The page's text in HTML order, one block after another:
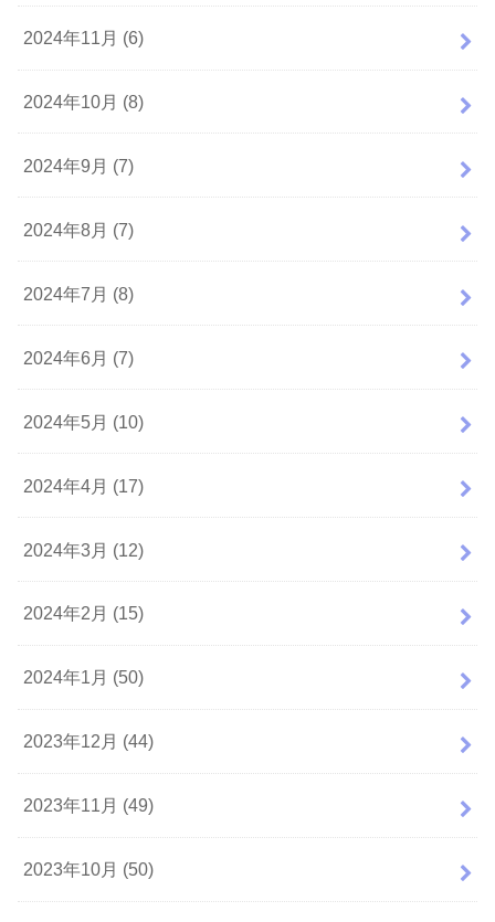
2024年11月 (6)
2024年10月 (8)
2024年9月 (7)
2024年8月 (7)
2024年7月 (8)
2024年6月 (7)
2024年5月 (10)
2024年4月 (17)
2024年3月 (12)
2024年2月 (15)
2024年1月 (50)
2023年12月 (44)
2023年11月 (49)
2023年10月 (50)